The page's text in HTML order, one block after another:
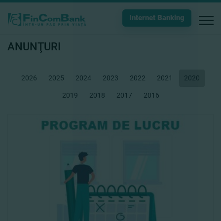
Internet Banking
ANUNŢURI
2026 2025 2024 2023 2022 2021 2020
2019 2018 2017 2016